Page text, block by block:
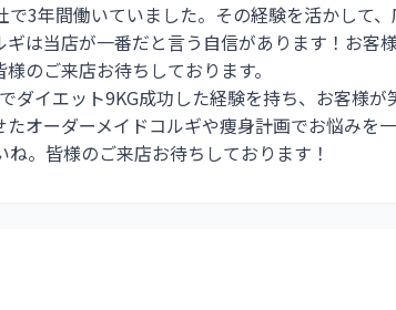
で3年間働いていました。その経験を活かして
ギは当店が一番だと言う自信があります！お客
のご来店お待ちしております。
ダイエット9KG成功した経験を持ち、お客様
オーダーメイドコルギや痩身計画でお悩みを
。皆様のご来店お待ちしております！